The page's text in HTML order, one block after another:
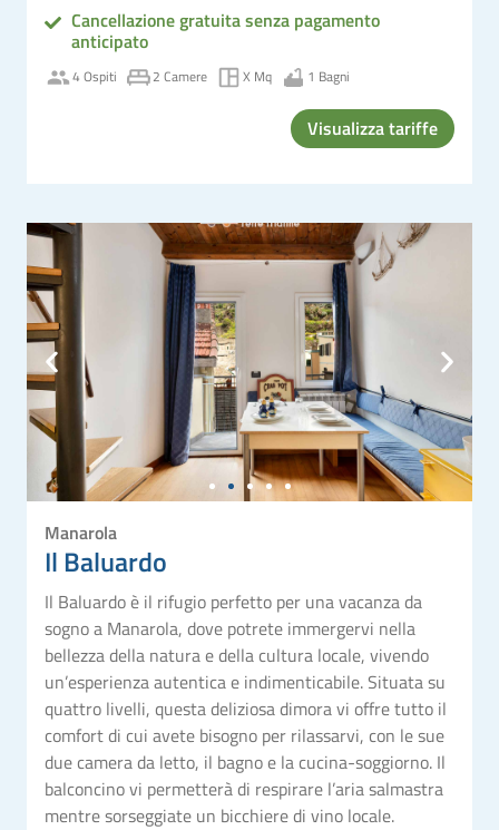
Cancellazione gratuita senza pagamento
anticipato
4 Ospiti 2 Camere X Mq 1 Bagni
Visualizza tariffe
Manarola
Il Baluardo
Il Baluardo è il rifugio perfetto per una vacanza da
sogno a Manarola, dove potrete immergervi nella
bellezza della natura e della cultura locale, vivendo
un’esperienza autentica e indimenticabile. Situata su
quattro livelli, questa deliziosa dimora vi offre tutto il
comfort di cui avete bisogno per rilassarvi, con le sue
due camera da letto, il bagno e la cucina-soggiorno. Il
balconcino vi permetterà di respirare l’aria salmastra
mentre sorseggiate un bicchiere di vino locale.